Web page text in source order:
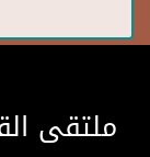
ملتقى